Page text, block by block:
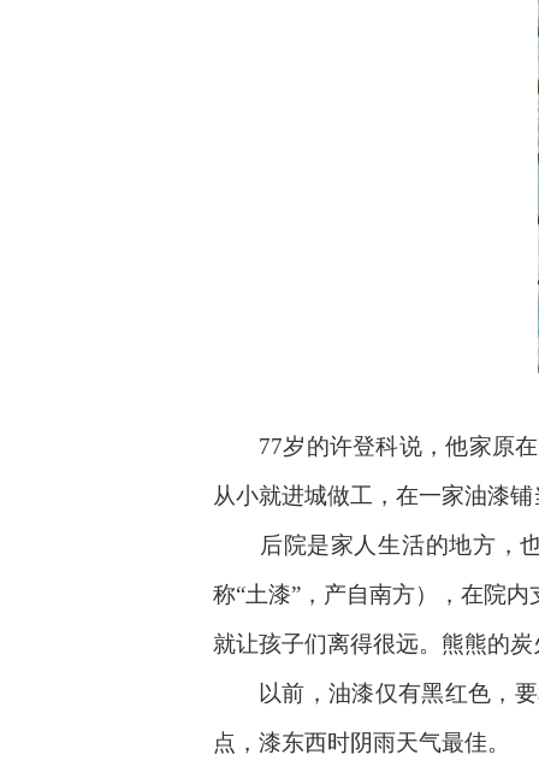
77岁的许登科说，他家原在
从小就进城做工，在一家油漆
后院是家人生活的地方，也
称“土漆”，产自南方），在院
就让孩子们离得很远。熊熊的
以前，油漆仅有黑红色，要
点，漆东西时阴雨天气最佳。